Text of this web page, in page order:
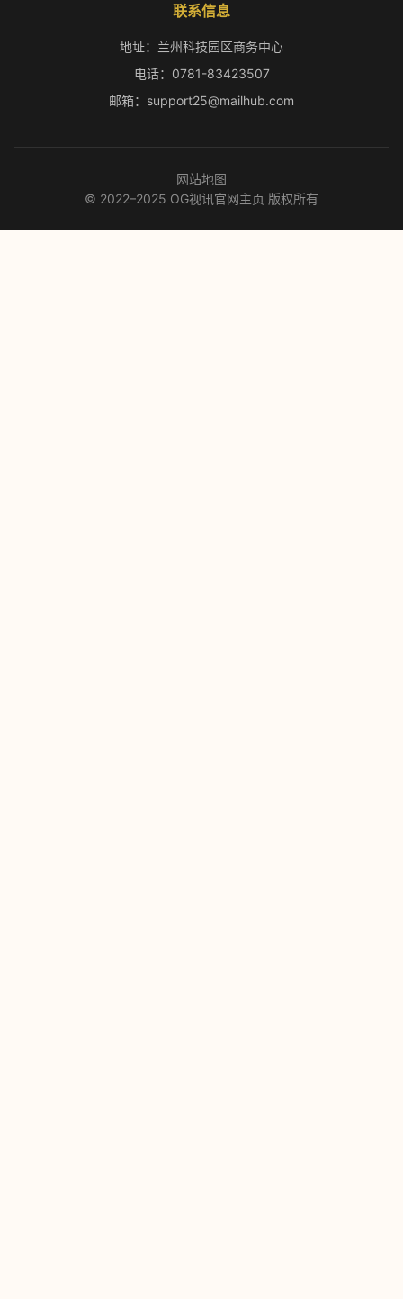
联系信息
地址：兰州科技园区商务中心
电话：0781-83423507
邮箱：support25@mailhub.com
网站地图
© 2022–2025 OG视讯官网主页 版权所有